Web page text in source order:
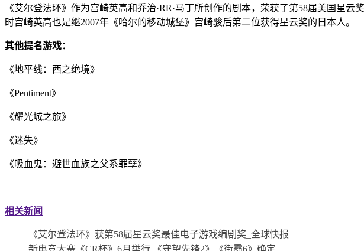
《艾尔登法环》作为宫崎英高和乔治·RR·马丁所创作的剧本，荣获了第58届美国星
时宫崎英高也是继2007年《哈尔的移动城堡》宫崎骏后第二位获得星云奖的日本人。
其他提名游戏：
《地平线：西之绝境》
《Pentiment》
《耀光城之旅》
《迷失》
《吸血鬼：避世血族之父系罪孽》
相关新闻
《艾尔登法环》获第58届星云奖最佳电子游戏编剧奖_全球快报
新电竞大赛《CR杯》6月举行 《守望先锋2》《街霸6》确定